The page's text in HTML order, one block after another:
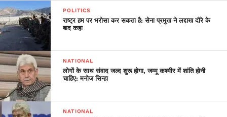
POLITICS
राष्ट्र हम पर भरोसा कर सकता है: सेना प्रमुख ने लद्दाख दौरे के
बाद कहा
NATIONAL
लोगों के साथ संवाद जल्द शुरू होगा, जम्मू कश्मीर में शांति होनी
चाहिए: मनोज सिन्हा
NATIONAL